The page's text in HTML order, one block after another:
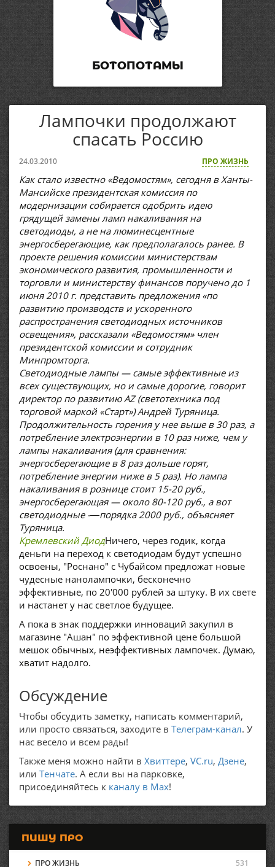
БОТОПОТАМЫ
Лампочки продолжают
спасать Россию
24.03.2010 ПРО ЖИЗНЬ
Как стало известно «Ведомостям», сегодня в Ханты-
Мансийске президентская комиссия по
модернизации собирается одобрить идею
грядущей замены ламп накаливания на
светодиоды, а не на люминесцентные
энергосберегающие, как предполагалось ранее. В
проекте решения комиссии министерствам
экономического развития, промышленности и
торговли и министерству финансов поручено до 1
июня 2010 г. представить предложения «по
развитию производств и ускоренного
распространения светодиодных источников
освещения», рассказали «Ведомостям» член
президентской комиссии и сотрудник
Минпромторга.
Светодиодные лампы — самые эффективные из
всех существующих, но и самые дорогие, говорит
директор по развитию AZ (светотехника под
торговой маркой «Старт») Андрей Туряница.
Продолжительность горения у нее выше в 30 раз, а
потребление электроэнергии в 10 раз ниже, чем у
лампы накаливания (для сравнения:
энергосберегающие в 8 раз дольше горят,
потребление энергии ниже в 5 раз). Но лампа
накаливания в рознице стоит 15-20 руб.,
энергосберегающая — около 80-120 руб., а вот
светодиодные -―порядка 2000 руб., объясняет
Туряница.
Кремлевский ДиодНичего, через годик, когда
деньги на переход к светодиодам будут успешно
освоены, "Роснано" с Чубайсом предложат новые
чудесные нанолампочки, бесконечно
эффективные, по 20'000 рублей за штуку. В их свете
и настанет у нас светлое будущее.
А пока в знак поддержки инноваций закупил в
магазине "Ашан" по эффективной цене большой
мешок обычных, неэффективных лампочек. Думаю,
хватит надолго.
Обсуждение
Чтобы обсудить заметку, написать комментарий,
или просто связаться, заходите в Телеграм-канал. У
нас весело и всем рады!
Также меня можно найти в Хвиттере, VC.ru, Дзене,
или Тенчате. А если вы на парковке,
присоединяйтесь к каналу в Max!
ПИШУ ПРО
ПРО ЖИЗНЬ 531